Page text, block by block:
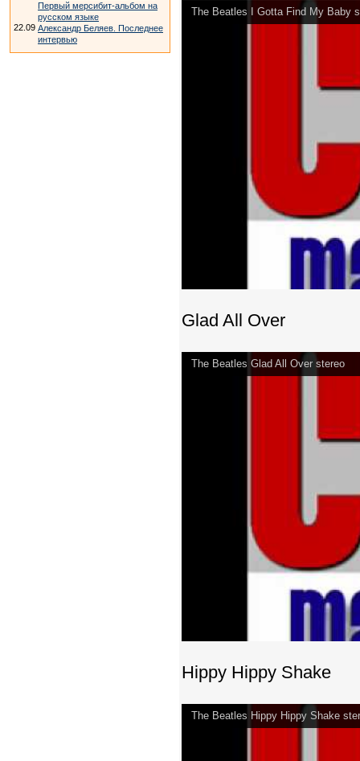
Первый мерсибит-альбом на
русском языке
22.09 Александр Беляев. Последнее
интервью
The Beatles I Gotta Find My Baby
Glad All Over
The Beatles Glad All Over stereo
Hippy Hippy Shake
The Beatles Hippy Hippy Shake